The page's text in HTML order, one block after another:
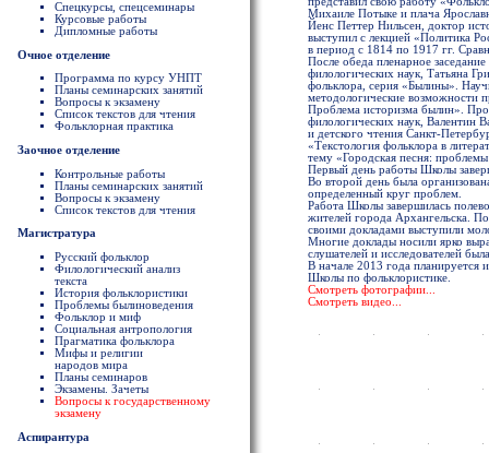
Спецкурсы, спецсеминары
Курсовые работы
Дипломные работы
Очное отделение
Программа по курсу УНПТ
Планы семинарских занятий
Вопросы к экзамену
Список текстов для чтения
Фольклорная практика
Заочное отделение
Контрольные работы
Планы семинарских занятий
Вопросы к экзамену
Список текстов для чтения
Магистратура
Русский фольклор
Филологический анализ
текста
История фольклористики
Проблемы былиноведения
Фольклор и миф
Социальная антропология
Прагматика фольклора
Мифы и религии
народов мира
Планы семинаров
Экзамены. Зачеты
Вопросы к государственному
экзамену
Аспирантура
Михаиле Потыке и плача
Йенс Петтер Нильсен, доктор
выступил с лекцией «Политика
в период с 1814 по 1917 гг.
После обеда пленарное
филологических наук, Татьяна
фольклора, серия «Былины».
методологические возможности
Проблема историзма былин».
филологических наук, Валентин
и детского чтения Санкт-
«Текстология фольклора в
тему «Городская песня:
Первый день работы Школы
Во второй день была
определенный круг проблем.
Работа Школы завершилась
жителей города Архангельска.
своими докладами выступили
Многие доклады носили ярко
слушателей и исследователей
В начале 2013 года планируется
Школы по фольклористике.
Смотреть фотографии...
Смотреть видео...